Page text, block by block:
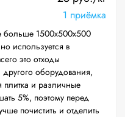
1 приёмка
больше 1500х500х500
используется в
это отходы
другого оборудования,
плитка и различные
5%, поэтому перед
почистить и отделить